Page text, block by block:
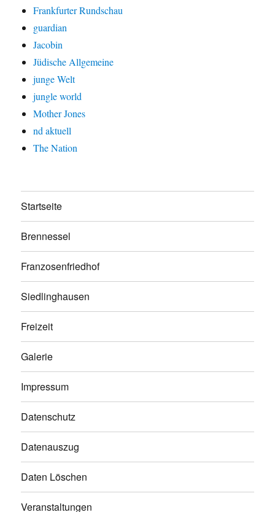
Frankfurter Rundschau
guardian
Jacobin
Jüdische Allgemeine
junge Welt
jungle world
Mother Jones
nd aktuell
The Nation
Startseite
Brennessel
Franzosenfriedhof
Siedlinghausen
Freizeit
Galerie
Impressum
Datenschutz
Datenauszug
Daten Löschen
Veranstaltungen